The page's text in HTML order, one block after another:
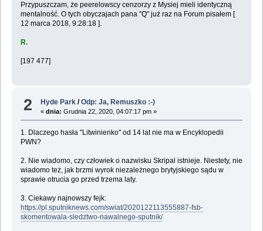
Przypuszczam, że peerelowscy cenzorzy z Mysiej mieli identyczną
mentalność. O tych obyczajach pana "Q" już raz na Forum pisałem [
12 marca 2018, 9:28:18 ].
R.
[197 477]
2 Hyde Park /Odp: Ja, Remuszko :-)
«dnia: Grudnia 22, 2020, 04:07:17 pm »
1. Dlaczego hasła "Litwinienko" od 14 lat nie ma w Encyklopedii
PWN?
2. Nie wiadomo, czy człowiek o nazwisku Skripal istnieje. Niestety, nie
wiadomo też, jak brzmi wyrok niezależnego brytyjskiego sądu w
sprawie otrucia go przed trzema laty.
3. Ciekawy najnowszy fejk:
https://pl.sputniknews.com/swiat/2020122113555887-fsb-
skomentowala-sledztwo-nawalnego-sputnik/